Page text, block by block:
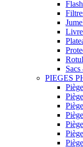
Flash
PIEGES